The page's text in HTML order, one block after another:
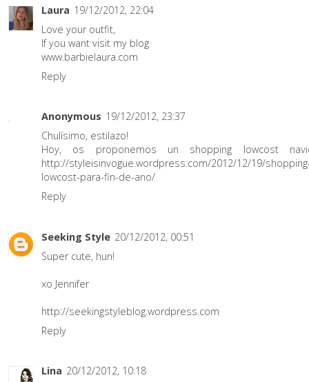
Laura 19/12/2012, 22:04
Love your outfit,
If you want visit my blog
www.barbielaura.com
Reply
Anonymous 19/12/2012, 23:37
Chulísimo, estilazo!
Hoy, os proponemos un shopping lowcost
http://styleisinvogue.wordpress.com/2012/12/19/
lowcost-para-fin-de-ano/
Reply
Seeking Style 20/12/2012, 00:51
Super cute, hun!
xo Jennifer
http://seekingstyleblog.wordpress.com
Reply
Lina 20/12/2012, 10:18